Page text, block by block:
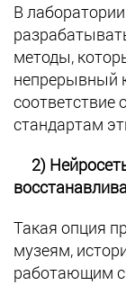
В
методы,
непрерывный
стандартам
2)
Такая опция
музеям,
работающим